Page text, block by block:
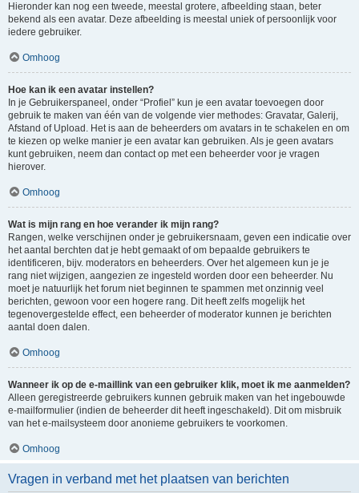
Hieronder kan nog een tweede, meestal grotere, afbeelding staan, beter
bekend als een avatar. Deze afbeelding is meestal uniek of persoonlijk voor
iedere gebruiker.
Omhoog
Hoe kan ik een avatar instellen?
In je Gebruikerspaneel, onder “Profiel” kun je een avatar toevoegen door
gebruik te maken van één van de volgende vier methodes: Gravatar, Galerij,
Afstand of Upload. Het is aan de beheerders om avatars in te schakelen en om
te kiezen op welke manier je een avatar kan gebruiken. Als je geen avatars
kunt gebruiken, neem dan contact op met een beheerder voor je vragen
hierover.
Omhoog
Wat is mijn rang en hoe verander ik mijn rang?
Rangen, welke verschijnen onder je gebruikersnaam, geven een indicatie over
het aantal berchten dat je hebt gemaakt of om bepaalde gebruikers te
identificeren, bijv. moderators en beheerders. Over het algemeen kun je je
rang niet wijzigen, aangezien ze ingesteld worden door een beheerder. Nu
moet je natuurlijk het forum niet beginnen te spammen met onzinnig veel
berichten, gewoon voor een hogere rang. Dit heeft zelfs mogelijk het
tegenovergestelde effect, een beheerder of moderator kunnen je berichten
aantal doen dalen.
Omhoog
Wanneer ik op de e-maillink van een gebruiker klik, moet ik me aanmelden?
Alleen geregistreerde gebruikers kunnen gebruik maken van het ingebouwde
e-mailformulier (indien de beheerder dit heeft ingeschakeld). Dit om misbruik
van het e-mailsysteem door anonieme gebruikers te voorkomen.
Omhoog
Vragen in verband met het plaatsen van berichten